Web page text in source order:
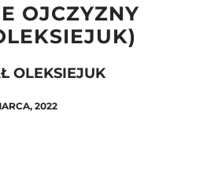
OJCZYZNY
OLEKSIEJUK
2022